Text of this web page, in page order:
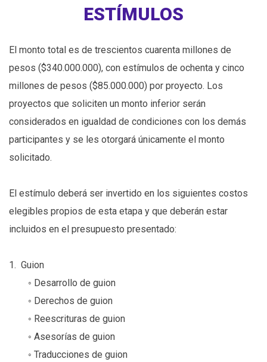
ESTÍMULOS
El monto total es de trescientos cuarenta millones de
pesos ($340.000.000), con estímulos de ochenta y cinco
millones de pesos ($85.000.000) por proyecto. Los
proyectos que soliciten un monto inferior serán
considerados en igualdad de condiciones con los demás
participantes y se les otorgará únicamente el monto
solicitado.
El estímulo deberá ser invertido en los siguientes costos
elegibles propios de esta etapa y que deberán estar
incluidos en el presupuesto presentado:
1. Guion
◦ Desarrollo de guion
◦ Derechos de guion
◦ Reescrituras de guion
◦ Asesorías de guion
◦ Traducciones de guion